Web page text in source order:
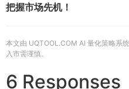
把握市场先机！
本文由 UQTOOL.COM AI 量化策略系
入市需谨慎。
6 Responses